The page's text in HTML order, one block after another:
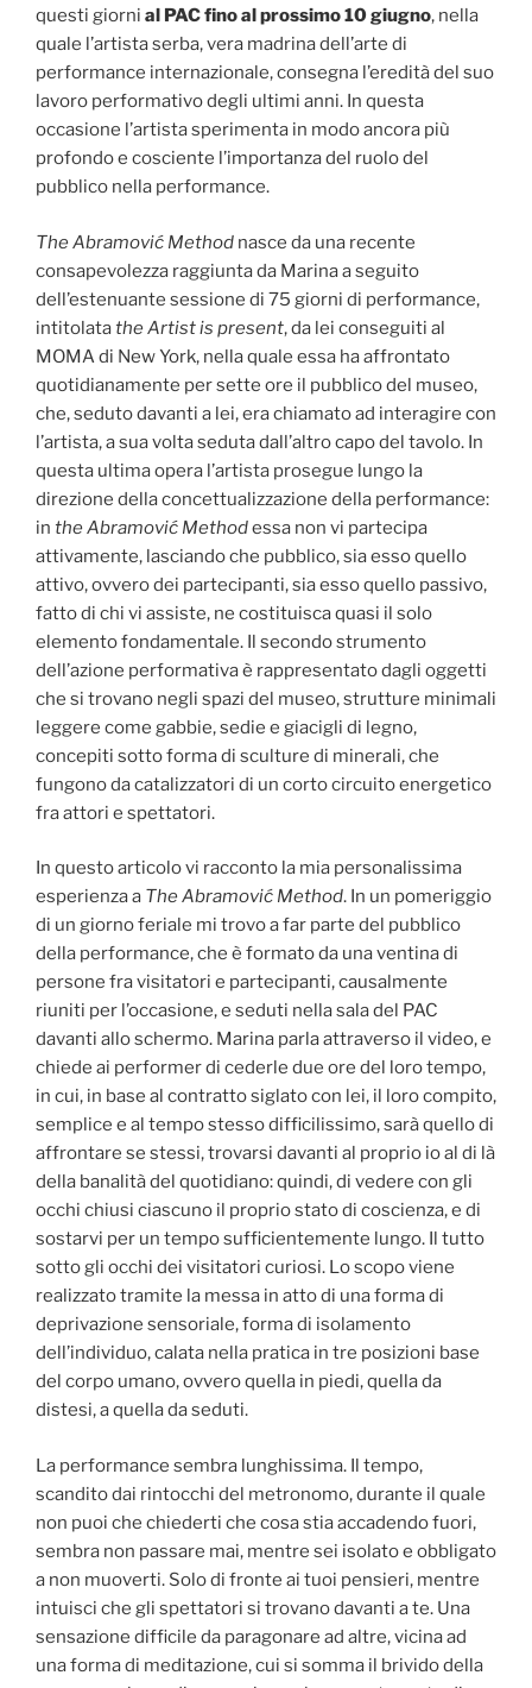
questi giorni al PAC fino al prossimo 10 giugno, nella
quale l’artista serba, vera madrina dell’arte di
performance internazionale, consegna l’eredità del suo
lavoro performativo degli ultimi anni. In questa
occasione l’artista sperimenta in modo ancora più
profondo e cosciente l’importanza del ruolo del
pubblico nella performance.
The Abramović Method nasce da una recente
consapevolezza raggiunta da Marina a seguito
dell’estenuante sessione di 75 giorni di performance,
intitolatathe Artist is present, da lei conseguiti al
MOMA di New York, nella quale essa ha affrontato
quotidianamente per sette ore il pubblico del museo,
che, seduto davanti a lei, era chiamato ad interagire con
l’artista, a sua volta seduta dall’altro capo del tavolo. In
questa ultima opera l’artista prosegue lungo la
direzione della concettualizzazione della performance:
in the Abramović Methodessa non vi partecipa
attivamente, lasciando che pubblico, sia esso quello
attivo, ovvero dei partecipanti, sia esso quello passivo,
fatto di chi vi assiste, ne costituisca quasi il solo
elemento fondamentale. Il secondo strumento
dell’azione performativa è rappresentato dagli oggetti
che si trovano negli spazi del museo, strutture minimali
leggere come gabbie, sedie e giacigli di legno,
concepiti sotto forma di sculture di minerali, che
fungono da catalizzatori di un corto circuito energetico
fra attori e spettatori.
In questo articolo vi racconto la mia personalissima
esperienza a The Abramović Method. In un pomeriggio
di un giorno feriale mi trovo a far parte del pubblico
della performance, che è formato da una ventina di
persone fra visitatori e partecipanti, causalmente
riuniti per l’occasione, e seduti nella sala del PAC
davanti allo schermo. Marina parla attraverso il video, e
chiede ai performer di cederle due ore del loro tempo,
in cui, in base al contratto siglato con lei, il loro compito,
semplice e al tempo stesso difficilissimo, sarà quello di
affrontare se stessi, trovarsi davanti al proprio io al di là
della banalità del quotidiano: quindi, di vedere con gli
occhi chiusi ciascuno il proprio stato di coscienza, e di
sostarvi per un tempo sufficientemente lungo. Il tutto
sotto gli occhi dei visitatori curiosi. Lo scopo viene
realizzato tramite la messa in atto di una forma di
deprivazione sensoriale, forma di isolamento
dell’individuo, calata nella pratica in tre posizioni base
del corpo umano, ovvero quella in piedi, quella da
distesi, a quella da seduti.
La performance sembra lunghissima. Il tempo,
scandito dai rintocchi del metronomo, durante il quale
non puoi che chiederti che cosa stia accadendo fuori,
sembra non passare mai, mentre sei isolato e obbligato
a non muoverti. Solo di fronte ai tuoi pensieri, mentre
intuisci che gli spettatori si trovano davanti a te. Una
sensazione difficile da paragonare ad altre, vicina ad
una forma di meditazione, cui si somma il brivido della